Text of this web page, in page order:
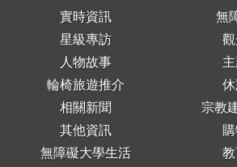
實時資訊
星級專訪
人物故事
輪椅旅遊推介
相關新聞
其他資訊
無障礙大學生活
無
宗教